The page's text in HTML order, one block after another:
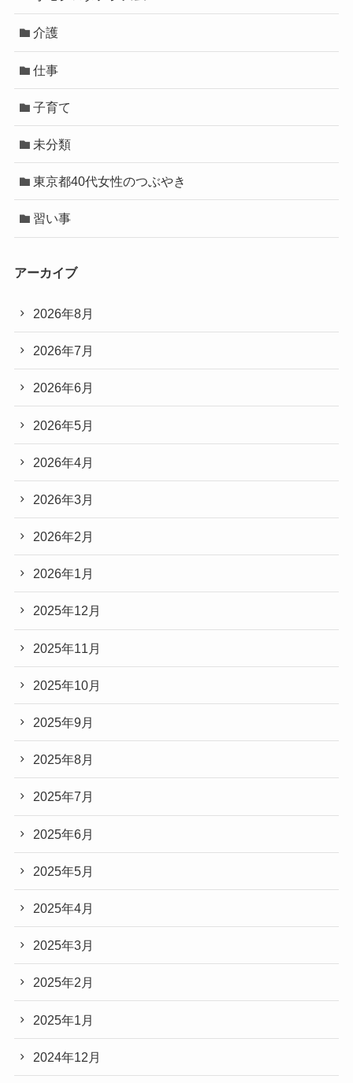
介護
仕事
子育て
未分類
東京都40代女性のつぶやき
習い事
アーカイブ
2026年8月
2026年7月
2026年6月
2026年5月
2026年4月
2026年3月
2026年2月
2026年1月
2025年12月
2025年11月
2025年10月
2025年9月
2025年8月
2025年7月
2025年6月
2025年5月
2025年4月
2025年3月
2025年2月
2025年1月
2024年12月